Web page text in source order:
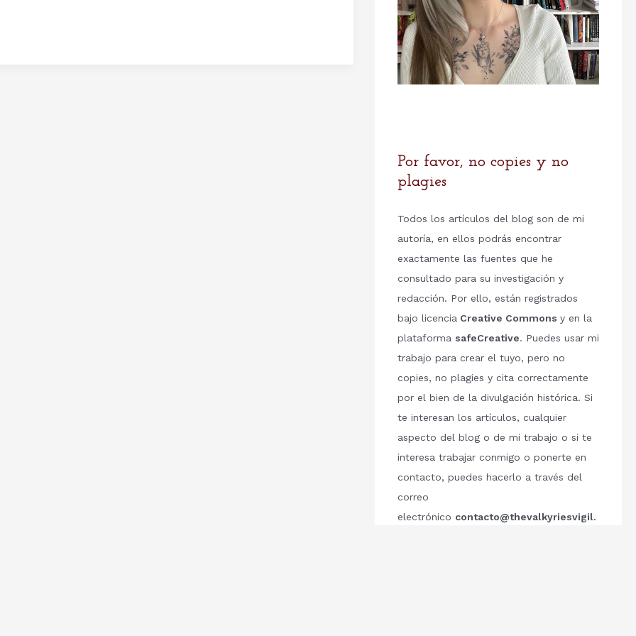
Por favor, no copies y no
plagies
Todos los artículos del blog son de mi
autoría, en ellos podrás encontrar
exactamente las fuentes que he
consultado para su investigación y
redacción. Por ello, están registrados
bajo licencia Creative Commons y en la
plataforma safeCreative. Puedes usar mi
trabajo para crear el tuyo, pero no
copies, no plagies y cita correctamente
por el bien de la divulgación histórica. Si
te interesan los artículos, cualquier
aspecto del blog o de mi trabajo o si te
interesa trabajar conmigo o ponerte en
contacto, puedes hacerlo a través del
correo
electrónico contacto@thevalkyriesvigil.